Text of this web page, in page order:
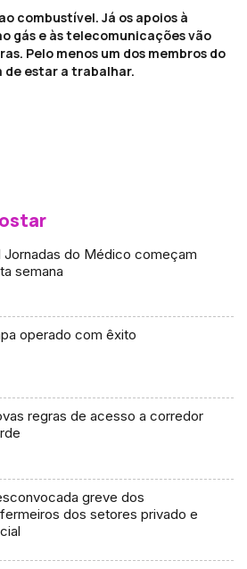
combustível. Já os apoios à
gás e às telecomunicações vão
Pelo menos um dos membros do
estar a trabalhar.
Jornadas do Médico começam
semana
operado com êxito
regras de acesso a corredor
greve dos
dos setores privado e